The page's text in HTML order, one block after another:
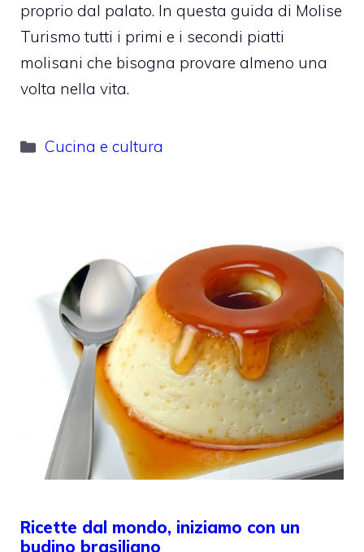
proprio dal palato. In questa guida di Molise
Turismo tutti i primi e i secondi piatti
molisani che bisogna provare almeno una
volta nella vita.
Categorie
Cucina e cultura
Ricette dal mondo, iniziamo con un
budino brasiliano